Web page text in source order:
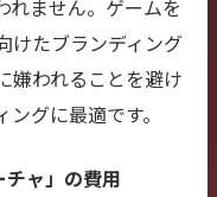
れません。ゲームを
けたブランディング
嫌われることを避け
グに最適です。
ャ」の費用